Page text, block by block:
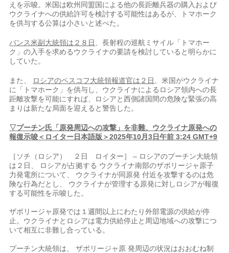
えを示唆。米国は欧州同盟国による他の長距離兵器の購入および
ウクライナへの供給許可を検討する可能性はあるが、トマホーク
を供与する公算は小さいと述べた。
バンス米副大統領は２８日
、長射程の巡航ミサイル「トマホー
ク」の入手を求めるウクライナの要請を検討していると明らかに
していた。
また、 ロシアのペスコフ大統領報道官は２日
、米国がウクライナ
に「トマホーク」を供与し、ウクライナによるロシア領内への長
距離攻撃を可能にすれば、ロシアと西側諸国間の危険な緊張の高
まりは新たな局面を迎えると警告した。
▽プーチン氏「原発周辺への攻撃」を非難、ウクライナ原発への
報復示唆＜ロイター日本語版＞2025年10月3日午前 3:24 GMT+9
［ソチ（ロシア） ２日 ロイター］ – ロシアのプーチン大統領
は２日、 ロシアが占拠する ウクライナ南部のザポリージャ原子
力発電所について、 ウクライナが同原発 付近を攻撃するのは危
険な行為だとし、 ウクライナが管理する原発に対しロシアが報復
する可能性を示唆した。
ザポリージャ原発では１週間以上にわたり外部電源の供給が停
止。ウクライナとロシアは電力供給停止と周辺地域への攻撃につ
いて相互に非難し合っている。
プーチン大統領は、 ザポリージャ原 発周辺の状況はおおむね制